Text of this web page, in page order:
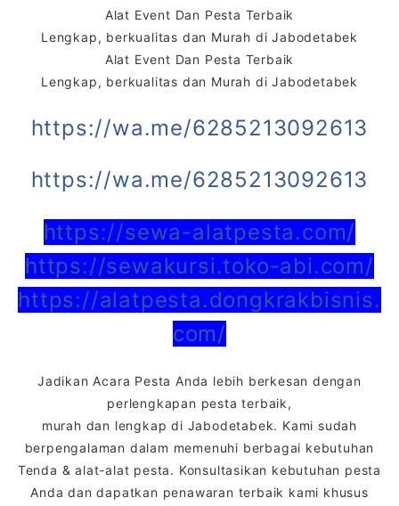
Alat Event Dan Pesta Terbaik
Lengkap, berkualitas dan Murah di Jabodetabek
Alat Event Dan Pesta Terbaik
Lengkap, berkualitas dan Murah di Jabodetabek
https://wa.me/6285213092613
https://wa.me/6285213092613
https://sewa-alatpesta.com/
https://sewakursi.toko-abi.com/
https://alatpesta.dongkrakbisnis.
com/
Jadikan Acara Pesta Anda lebih berkesan dengan
perlengkapan pesta terbaik,
murah dan lengkap di Jabodetabek. Kami sudah
berpengalaman dalam memenuhi berbagai kebutuhan
Tenda & alat-alat pesta. Konsultasikan kebutuhan pesta
Anda dan dapatkan penawaran terbaik kami khusus